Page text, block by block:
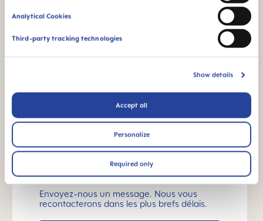
Analytical Cookies
Third-party tracking technologies
Show details
Accept all
Personalize
Required only
Pourquoi sans BPA et BPS ?
Manual MAM Bite Brush
AUTRES QUESTIONS ?
Envoyez-nous un message. Nous vous
recontacterons dans les plus brefs délais.